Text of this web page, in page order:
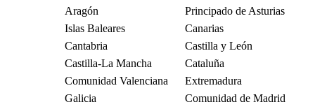
Aragón
Principado de Asturias
Islas Baleares
Canarias
Cantabria
Castilla y León
Castilla-La Mancha
Cataluña
Comunidad Valenciana
Extremadura
Galicia
Comunidad de Madrid